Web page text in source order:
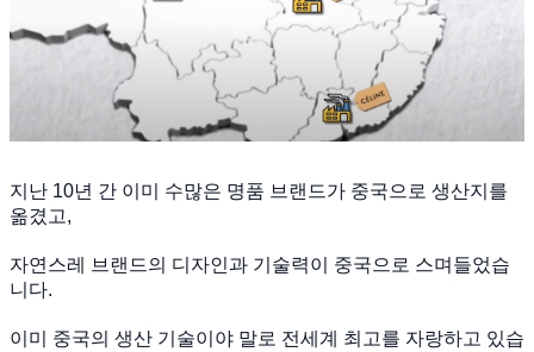
지난 10년 간 이미 수많은 명품 브랜드가 중국으로 생산지를
옮겼고,
자연스레 브랜드의 디자인과 기술력이 중국으로 스며들었습
니다.
이미 중국의 생산 기술이야 말로 전세계 최고를 자랑하고 있습